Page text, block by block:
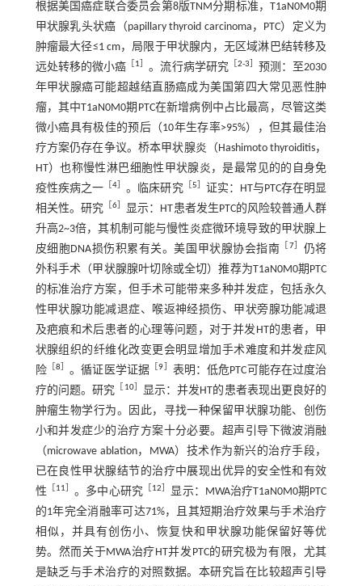
根据美国癌症联合委员会第8版TNM分期标准，T1aN0M0期
甲状腺乳头状癌（papillary thyroid carcinoma，PTC）定义为
肿瘤最大径≤1 cm，局限于甲状腺内，无区域淋巴结转移及
远处转移的微小癌
1 。流行病学研究 2-3 ］预测：至2030
年甲状腺癌可能超越结直肠癌成为美国第四大常见恶性肿
瘤，其中T1aN0M0期PTC在新增病例中占比最高，尽管这类
微小癌具有极佳的预后（10年生存率>95%），但其最佳治
疗方案仍存在争议。桥本甲状腺炎（Hashimoto thyroiditis，
HT）也称慢性淋巴细胞性甲状腺炎，是最常见的的自身免
疫性疾病之一 ［4 。临床研究 5
证实：HT与PTC存在明显
相关性。研究 ［6
显示：HT患者发生PTC的风险较普通人群
升高2~3倍，其机制可能与慢性炎症微环境导致的甲状腺上
皮细胞DNA损伤积累有关。美国甲状腺协会指南
7］ 仍将
外科手术（甲状腺腺叶切除或全切）推荐为T1aN0M0期PTC
的标准治疗方案，但手术可能带来多种并发症，包括永久
性甲状腺功能减退症、喉返神经损伤、甲状旁腺功能减退
及疤痕和术后患者的心理等问题，对于并发HT的患者，甲
状腺组织的纤维化改变更会明显增加手术难度和并发症风
险［ 8 。循证医学证据 ［9
表明：低危PTC可能存在过度治
疗的问题。研究
10］ 显示：并发HT的患者表现出更良好的
肿瘤生物学行为。因此，寻找一种保留甲状腺功能、创伤
小和并发症少的治疗方案十分必要。超声引导下微波消融
（microwave ablation，MWA）技术作为新兴的治疗手段，
已在良性甲状腺结节的治疗中展现出优异的安全性和有效
性
11 。多中心研究 12
显示：MWA治疗T1aN0M0期PTC
的1年完全消融率可达71%，且其短期治疗效果与手术治疗
相似，并具有创伤小、恢复快和甲状腺功能保留好等优
势。然而关于MWA治疗HT并发PTC的研究极为有限，尤其
是缺乏与手术治疗的对照数据。本研究旨在比较超声引导